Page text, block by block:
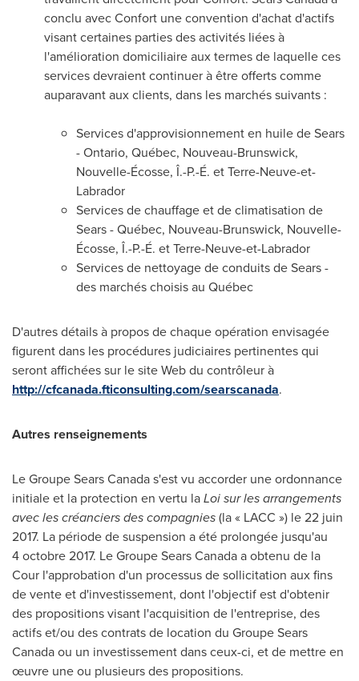
conclu avec Confort une convention d'achat d'actifs
visant certaines parties des activités liées à
l'amélioration domiciliaire aux termes de laquelle ces
services devraient continuer à être offerts comme
auparavant aux clients, dans les marchés suivants :
Services d'approvisionnement en huile de Sears
-Ontario, Québec, Nouveau-Brunswick,
Nouvelle-Écosse, Î.-P.-É. et Terre-Neuve-et-
Labrador
Services de chauffage et de climatisation de
Sears - Québec, Nouveau-Brunswick, Nouvelle-
Écosse, Î.-P.-É. et Terre-Neuve-et-Labrador
Services de nettoyage de conduits de Sears -
des marchés choisis au Québec
D'autres détails à propos de chaque opération envisagée
figurent dans les procédures judiciaires pertinentes qui
seront affichées sur le site Web du contrôleur à
http://cfcanada.fticonsulting.com/searscanada.
Autres renseignements
Le Groupe Sears Canadas'est vu accorder une ordonnance
initiale et la protection en vertu laLoi sur les arrangements
avec les créanciers des compagnies(la « LACC ») le 22 juin
2017. La période de suspension a été prolongée jusqu'au
4 octobre 2017. Le Groupe Sears Canadaa obtenu de la
Cour l'approbation d'un processus de sollicitation aux fins
de vente et d'investissement, dont l'objectif est d'obtenir
des propositions visant l'acquisition de l'entreprise, des
actifs et/ou des contrats de location du Groupe Sears
Canada ou un investissement dans ceux-ci, et de mettre en
œuvre une ou plusieurs des propositions.